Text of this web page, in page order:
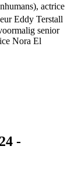
actrice
Eddy Terstall
senior
Nora El
-